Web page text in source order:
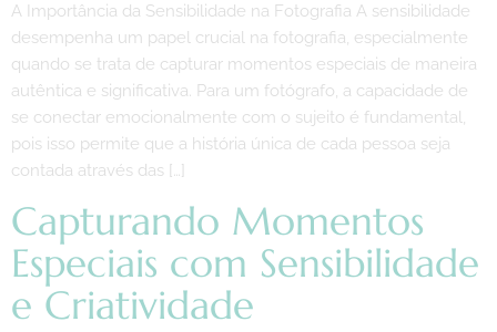
A Importância da Sensibilidade na Fotografia A sensibilidade
desempenha um papel crucial na fotografia, especialmente
quando se trata de capturar momentos especiais de maneira
autêntica e significativa. Para um fotógrafo, a capacidade de
se conectar emocionalmente com o sujeito é fundamental,
pois isso permite que a história única de cada pessoa seja
contada através das […]
Capturando Momentos
Especiais com Sensibilidade
e Criatividade